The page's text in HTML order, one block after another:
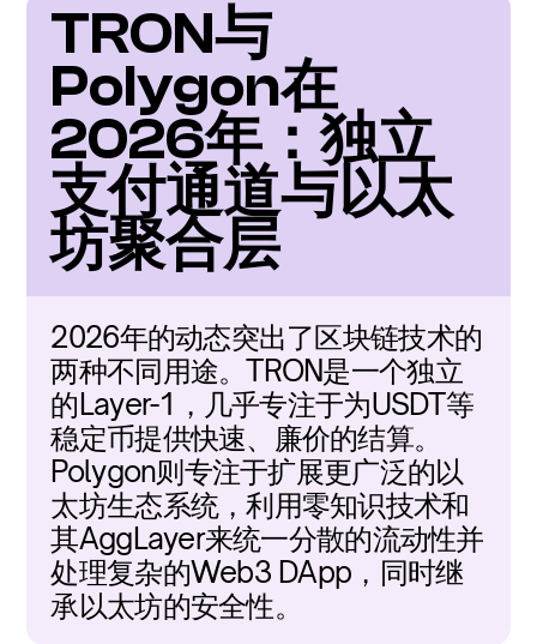
TRON与
Polygon在
2026年：独立
支付通道与以太
坊聚合层
2026年的动态突出了区块链技术的
两种不同用途。TRON是一个独立
的Layer-1，几乎专注于为USDT等
稳定币提供快速、廉价的结算。
Polygon则专注于扩展更广泛的以
太坊生态系统，利用零知识技术和
其AggLayer来统一分散的流动性并
处理复杂的Web3 DApp，同时继
承以太坊的安全性。